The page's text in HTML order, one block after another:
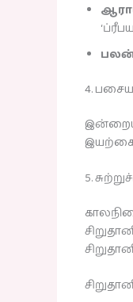
4.
இன்றைய
5.